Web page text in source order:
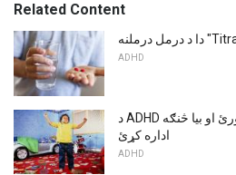
Related Content
ADHD
د ADHD د درملنې په اړه زده کړه وګورئ او بیا څنګه
اداره کړئ
ADHD